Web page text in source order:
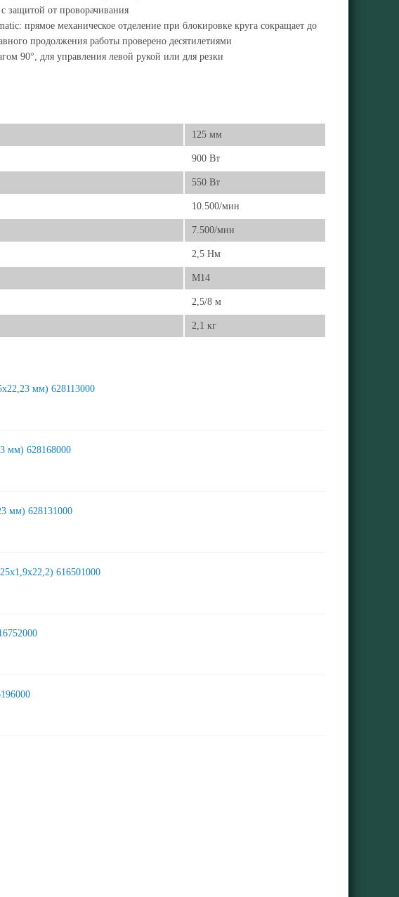
защитой от проворачивания
прямое механическое отделение при блокировке круга сокращает до
продолжения работы проверено десятилетиями
90°, для управления левой рукой или для резки
125 мм
900 Вт
550 Вт
10.500/мин
7.500/мин
2,5 Нм
М14
2,5/8 м
2,1 кг
мм) 628113000
мм) 628168000
мм) 628131000
616501000